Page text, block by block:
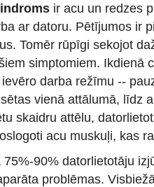
ir acu un redzes
ar datoru. Pētījumos ir
Tomēr rūpīgi sekojot
simptomiem. Ikdienā
darba režīmu --
vienā attālumā, līdz
skaidru attēlu,
acu muskuļi, kas
90% datorlietotāju
problēmas.